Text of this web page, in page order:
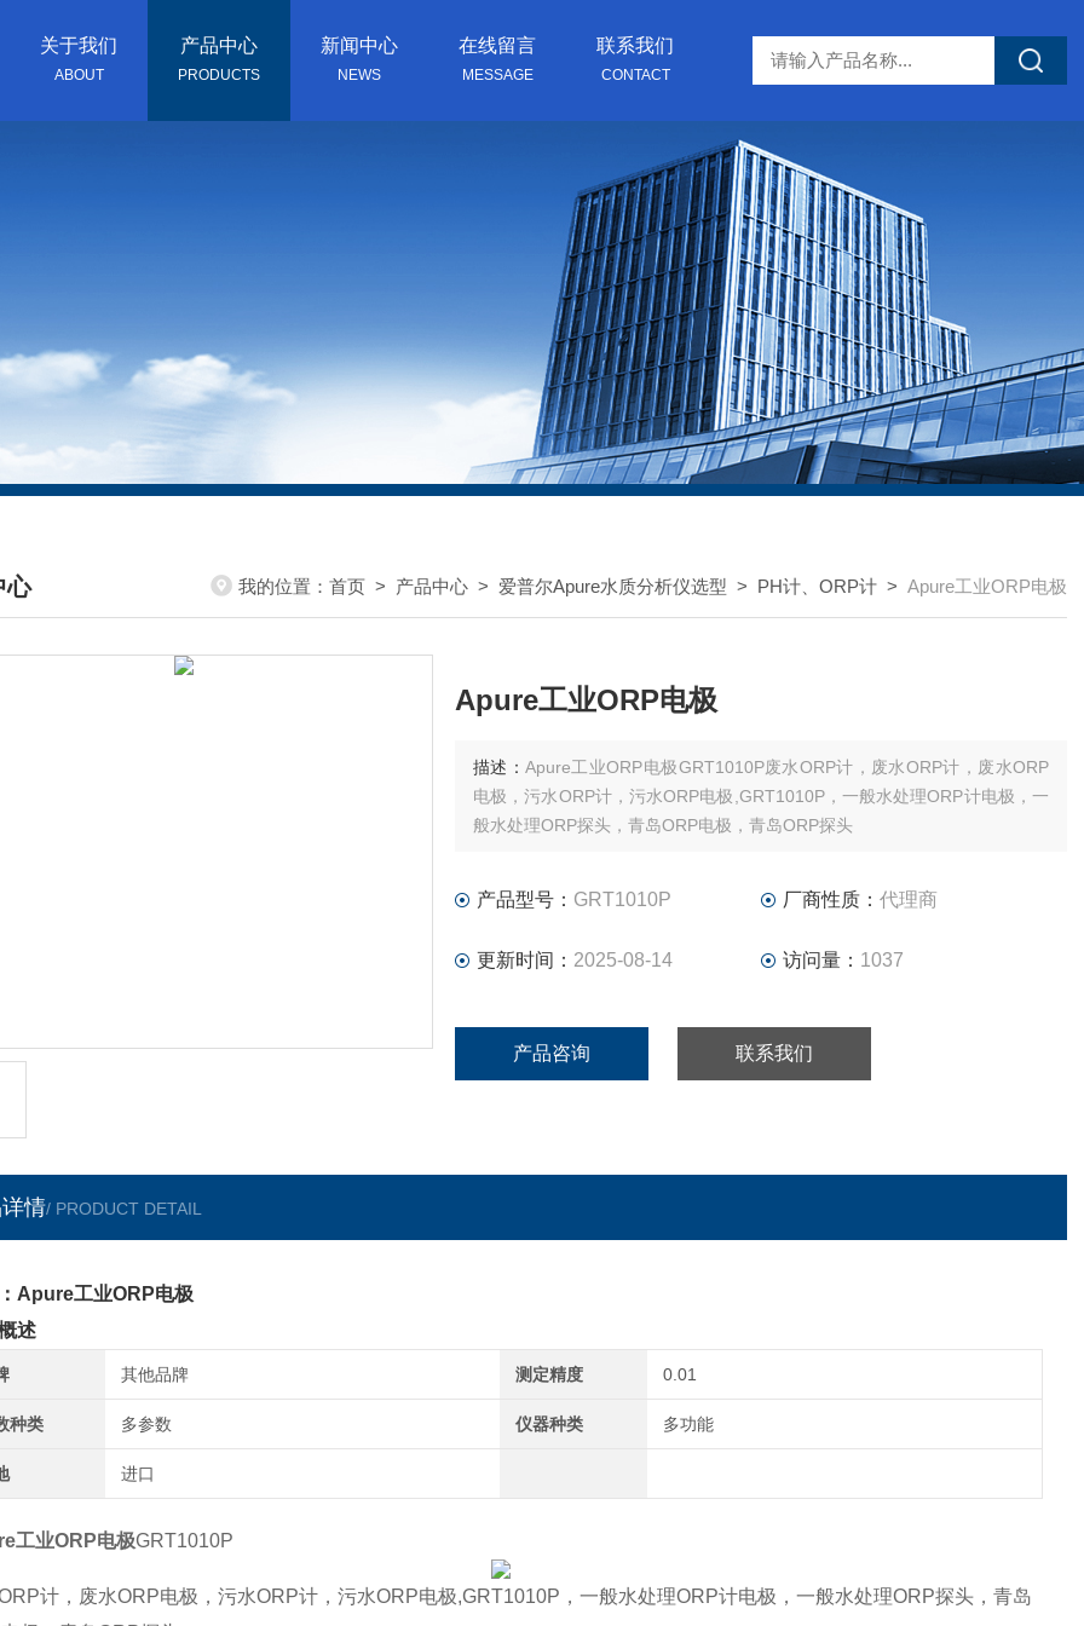
关于我们
ABOUT
产品中心
PRODUCTS
新闻中心
NEWS
在线留言
MESSAGE
联系我们
CONTACT
心
CENTER
我的位置： 首页 > 产品中心 > 爱普尔Apure水质分析仪选型 > PH计、ORP计 > Apure工业ORP电极
Apure工业ORP电极
描述： Apure工业ORP电极GRT1010P废水ORP计，废水ORP计，废水ORP
电极，污水ORP计，污水ORP电极,GRT1010P，一般水处理ORP计电极，一
般水处理ORP探头，青岛ORP电极，青岛ORP探头
产品型号： GRT1010P 厂商性质： 代理商
更新时间： 2025-08-14 访问量： 1037
产品咨询 联系我们
情/ PRODUCT DETAIL
Apure工业ORP电极
述
其他品牌 测定精度 0.01
种类 多参数 仪器种类 多功能
进口
工业ORP电极GRT1010P
计，废水ORP电极，污水ORP计，污水ORP电极,GRT1010P，一般水处理ORP计电极，一般水处理ORP探头，青岛